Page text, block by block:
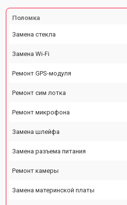
Поломка
Замена стекла
Замена Wi-Fi
Ремонт GPS-модуля
Ремонт сим лотка
Ремонт микрофона
Замена шлейфа
Замена разъема питания
Ремонт камеры
Замена материнской платы